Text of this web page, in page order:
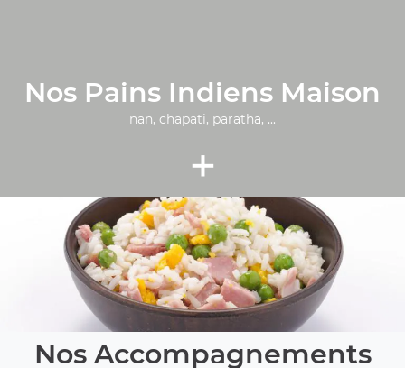
Nos Pains Indiens Maison
nan, chapati, paratha, ...
+
Nos Accompagnements